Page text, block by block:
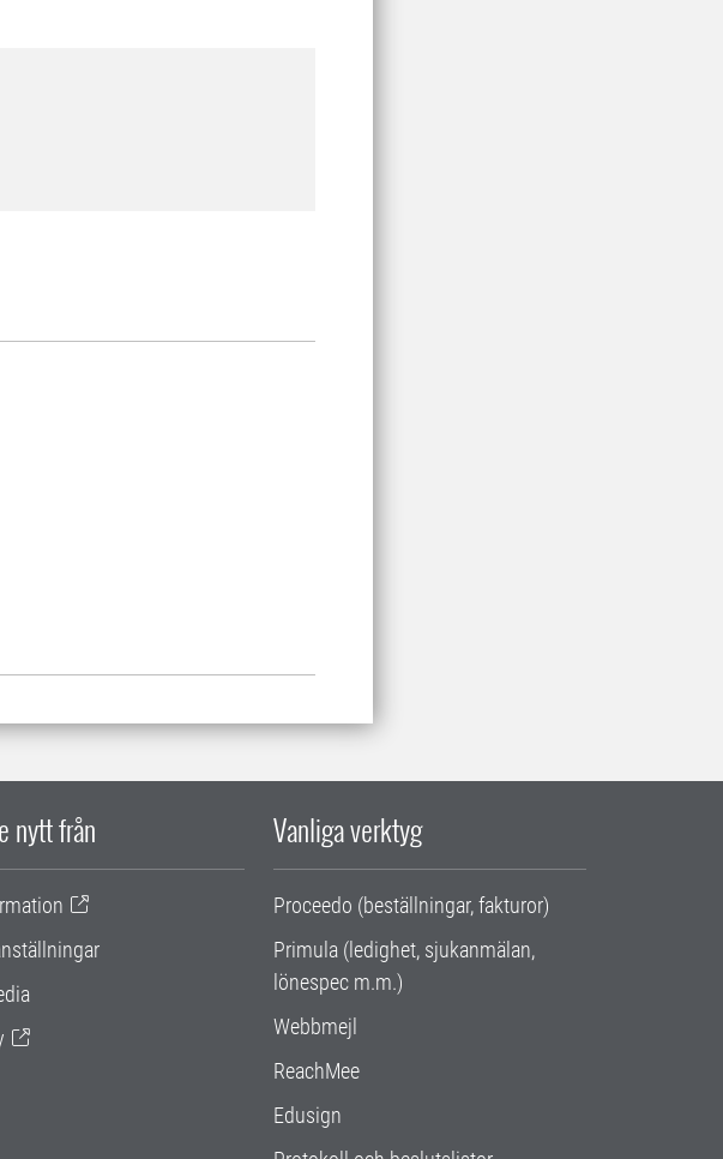
nytt från Vanliga verktyg
Proceedo (beställningar, fakturor)
Primula (ledighet, sjukanmälan,
lönespec m.m.)
Webbmejl
ReachMee
Edusign